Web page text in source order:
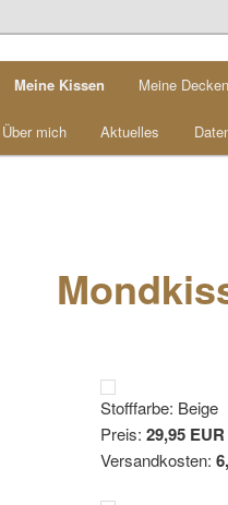
Meine Kissen Meine Decken
Über mich Aktuelles
Stofffarbe: Beige
Preis: 29,95 EUR
Versandkosten: